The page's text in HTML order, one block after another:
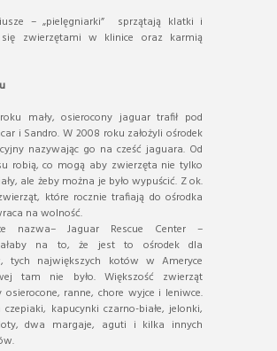
– „pielęgniarki” sprzątają klatki i
zwierzętami w klinice oraz karmią
mały, osierocony jaguar trafił pod
i Sandro. W 2008 roku założyli ośrodek
nazywając go na cześć jaguara. Od
robią, co mogą aby zwierzęta nie tylko
ale żeby można je było wypuścić. Z ok.
które rocznie trafiają do ośrodka
na wolność.
nazwa– Jaguar Rescue Center –
na to, że jest to ośrodek dla
tych największych kotów w Ameryce
tam nie było. Większość zwierząt
osierocone, ranne, chore wyjce i leniwce.
kapucynki czarno-białe, jelonki,
dwa margaje, aguti i kilka innych